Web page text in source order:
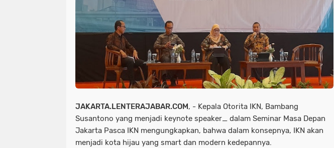
JAKARTA.LENTERAJABAR.COM, - Kepala Otorita IKN, Bambang
Susantono yang menjadi keynote speaker_ dalam Seminar Masa Depan
Jakarta Pasca IKN mengungkapkan, bahwa dalam konsepnya, IKN akan
menjadi kota hijau yang smart dan modern kedepannya.